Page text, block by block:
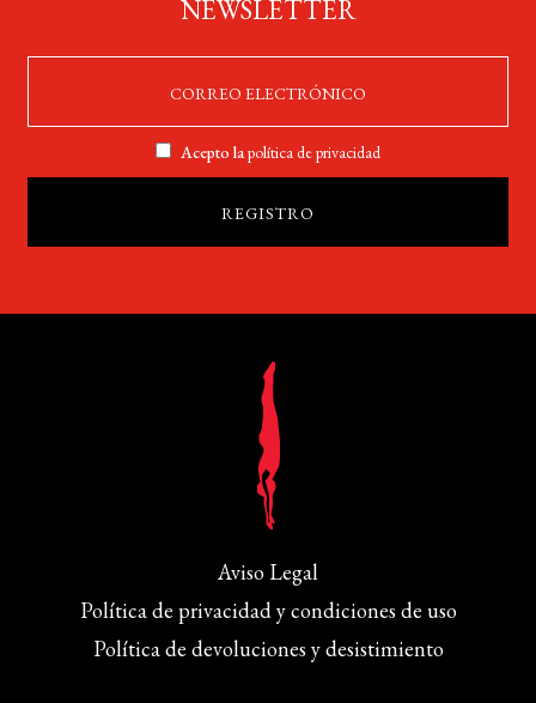
NEWSLETTER
Acepto lapolítica de privacidad
Aviso Legal
Política de privacidad y condiciones de uso
Política de devoluciones y desistimiento